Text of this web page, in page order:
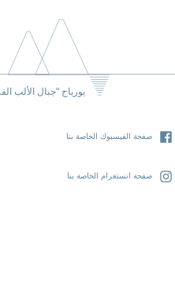
يورياج "جبال الألب
صفحة الفيسبوك الخاصة بنا
صفحة انستغرام الخاصة بنا